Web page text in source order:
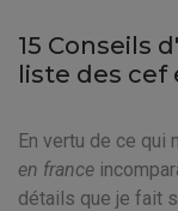
15 Conseils
liste des cef
En vertu de ce qui
en france
détails que je fait